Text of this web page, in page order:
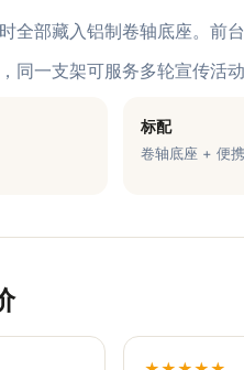
全部藏入铝制卷轴底座。前
同一支架可服务多轮宣传活动
标配
卷轴底座 + 便携